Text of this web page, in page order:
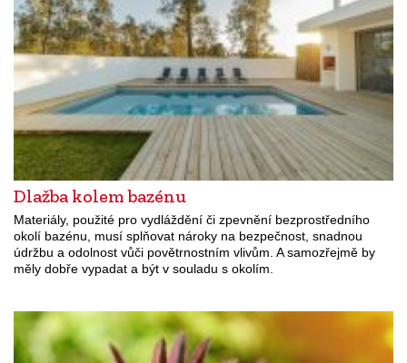
Dlažba kolem bazénu
Materiály, použité pro vydláždění či zpevnění bezprostředního
okolí bazénu, musí splňovat nároky na bezpečnost, snadnou
údržbu a odolnost vůči povětrnostním vlivům. A samozřejmě by
měly dobře vypadat a být v souladu s okolím.